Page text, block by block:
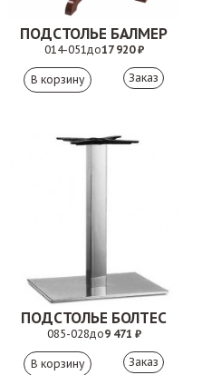
ПОДСТОЛЬЕ БАЛМЕР
014-051до17 920 ₽
Заказ
ПОДСТОЛЬЕ БОЛТЕС
085-028до9 471 ₽
Заказ